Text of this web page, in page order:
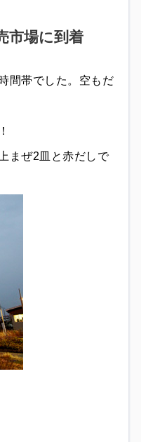
市場に到着
間帯でした。空もだ
まぜ2皿と赤だしで